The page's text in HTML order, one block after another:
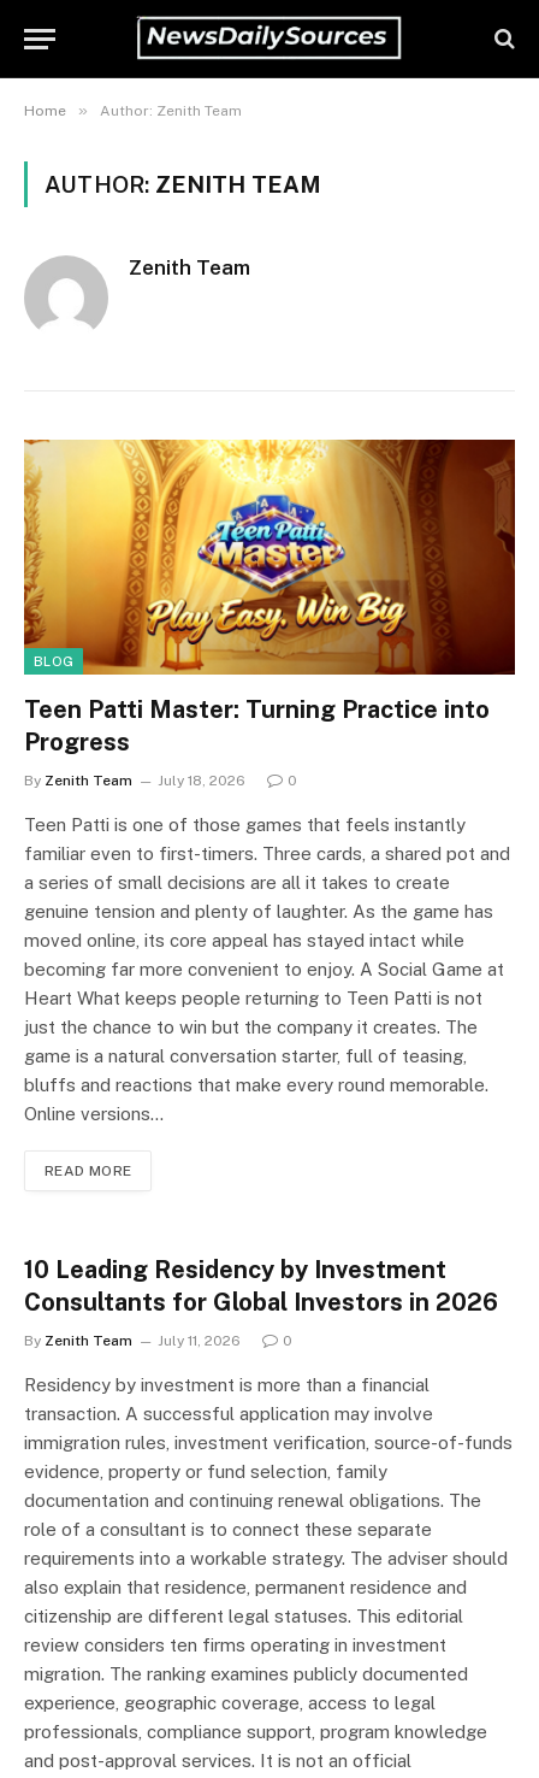
Home » Author: Zenith Team
AUTHOR: ZENITH TEAM
Zenith Team
BLOG
Teen Patti Master: Turning Practice into
Progress
By Zenith Team July 18, 2026 0
Teen Patti is one of those games that feels instantly
familiar even to first-timers. Three cards, a shared pot and
a series of small decisions are all it takes to create
genuine tension and plenty of laughter. As the game has
moved online, its core appeal has stayed intact while
becoming far more convenient to enjoy. A Social Game at
Heart What keeps people returning to Teen Patti is not
just the chance to win but the company it creates. The
game is a natural conversation starter, full of teasing,
bluffs and reactions that make every round memorable.
Online versions…
READ MORE
10 Leading Residency by Investment
Consultants for Global Investors in 2026
By Zenith Team July 11, 2026 0
Residency by investment is more than a financial
transaction. A successful application may involve
immigration rules, investment verification, source-of-funds
evidence, property or fund selection, family
documentation and continuing renewal obligations. The
role of a consultant is to connect these separate
requirements into a workable strategy. The adviser should
also explain that residence, permanent residence and
citizenship are different legal statuses. This editorial
review considers ten firms operating in investment
migration. The ranking examines publicly documented
experience, geographic coverage, access to legal
professionals, compliance support, program knowledge
and post-approval services. It is not an official